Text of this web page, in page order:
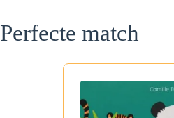
Perfecte match